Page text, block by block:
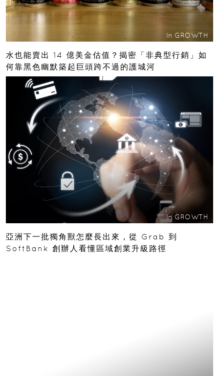
In GROWTH
水也能賣出 14 億美金估值？揭密「非典型行銷」如
何靠黑色幽默築起巨頭跨不過的護城河
In GROWTH
亞洲下一批獨角獸怎麼長出來，從 Grab 到
SoftBank 創辦人看懂區域創業升級路徑